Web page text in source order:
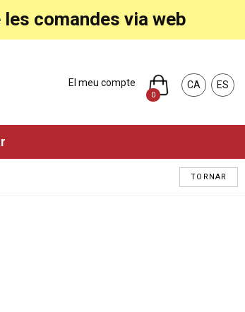
comandes via web
CA ES
El meu compte
0
TORNAR